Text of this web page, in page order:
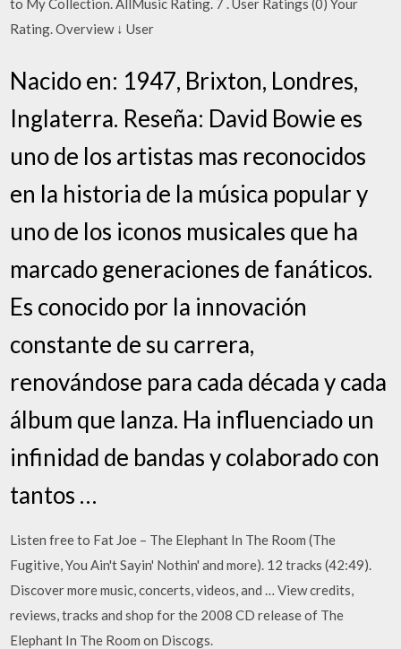
to My Collection. AllMusic Rating. 7 . User Ratings (0) Your
Rating. Overview ↓ User
Nacido en: 1947, Brixton, Londres,
Inglaterra. Reseña: David Bowie es
uno de los artistas mas reconocidos
en la historia de la música popular y
uno de los iconos musicales que ha
marcado generaciones de fanáticos.
Es conocido por la innovación
constante de su carrera,
renovándose para cada década y cada
álbum que lanza. Ha influenciado un
infinidad de bandas y colaborado con
tantos …
Listen free to Fat Joe – The Elephant In The Room (The
Fugitive, You Ain't Sayin' Nothin' and more). 12 tracks (42:49).
Discover more music, concerts, videos, and … View credits,
reviews, tracks and shop for the 2008 CD release of The
Elephant In The Room on Discogs.